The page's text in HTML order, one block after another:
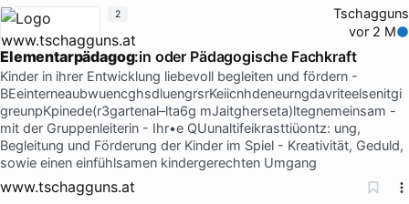
Tschagguns
vor 2 M
Elementarpädagog:in oder Pädagogische Fachkraft
Kinder in ihrer Entwicklung liebevoll begleiten und fördern -
BEeinterneaubwuencghsdluengrsrKeiicnhdeneurngdavriteelsenitgi
greunpKpinede(r3gartenal–lta6g mJaitgherseta)ltegnemeinsam -
mit der Gruppenleiterin - Ihr•e QUunaltifeikrasttiüontz: ung,
Begleitung und Förderung der Kinder im Spiel - Kreativität, Geduld,
sowie einen einfühlsamen kindergerechten Umgang
www.tschagguns.at
2